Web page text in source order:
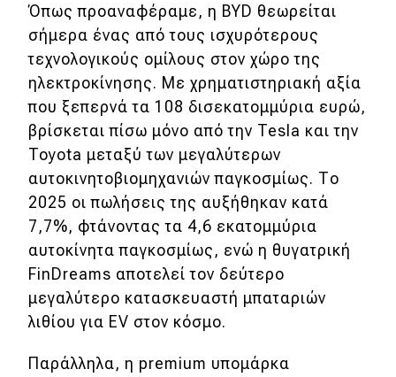
Όπως προαναφέραμε, η BYD θεωρείται
σήμερα ένας από τους ισχυρότερους
τεχνολογικούς ομίλους στον χώρο της
ηλεκτροκίνησης. Με χρηματιστηριακή αξία
που ξεπερνά τα 108 δισεκατομμύρια ευρώ,
βρίσκεται πίσω μόνο από την Tesla και την
Toyota μεταξύ των μεγαλύτερων
αυτοκινητοβιομηχανιών παγκοσμίως. Το
2025 οι πωλήσεις της αυξήθηκαν κατά
7,7%, φτάνοντας τα 4,6 εκατομμύρια
αυτοκίνητα παγκοσμίως, ενώ η θυγατρική
FinDreams αποτελεί τον δεύτερο
μεγαλύτερο κατασκευαστή μπαταριών
λιθίου για EV στον κόσμο.
Παράλληλα, η premium υπομάρκα